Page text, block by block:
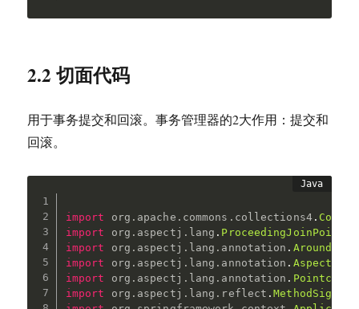
2.2 切面代码
用于事务提交和回滚。事务管理器的2大作用：提交和
回滚。
import org . apache . commons . collections4.
import
org . aspectj . lang . ProceedingJoinPoint
import
org . aspectj . lang . annotation . Around
import
org . aspectj . lang . annotation . Aspect
import
org . aspectj . lang . annotation . Pointcut
import
org . aspectj . lang . reflect .